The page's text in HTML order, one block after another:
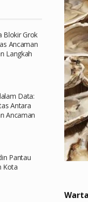
Blokir Grok
Ancaman
Langkah
Data:
Antara
Ancaman
Pantau
Kota